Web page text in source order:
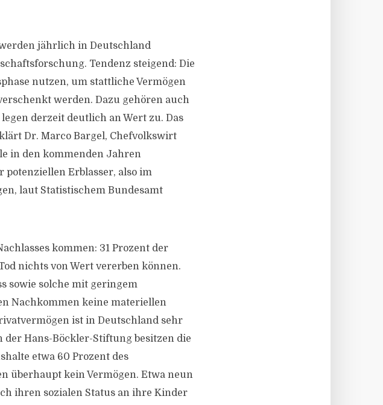
jährlich in Deutschland
Tendenz steigend: Die
nutzen, um stattliche Vermögen
werden. Dazu gehören auch
derzeit deutlich an Wert zu. Das
Dr. Marco Bargel, Chefvolkswirt
in den kommenden Jahren
potenziellen Erblasser, also im
laut Statistischem Bundesamt
kommen: 31 Prozent der
nichts von Wert vererben können.
sowie solche mit geringem
Nachkommen keine materiellen
ist in Deutschland sehr
der Hans-Böckler-Stiftung besitzen die
etwa 60 Prozent des
überhaupt kein Vermögen. Etwa neun
ihren sozialen Status an ihre Kinder